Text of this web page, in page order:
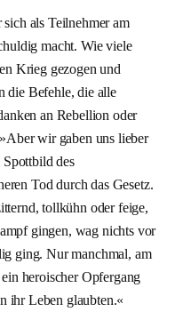
als Teilnehmer am
macht. Wie viele
Krieg gezogen und
die Befehle, die alle
an Rebellion oder
wir gaben uns lieber
des
Tod durch das Gesetz.
tollkühn oder feige,
gingen, wag nichts vor
ging. Nur manchmal, am
heroischer Opfergang
ihr Leben glaubten.«